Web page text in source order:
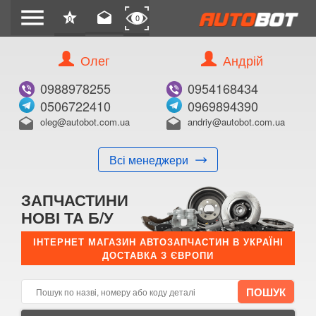
menu star
0 drafts 0
Олег
0988978255
0506722410
drafts oleg@autobot.com.ua
Всі менеджери
Андрій
0954168434
0969894390
drafts andriy@autobot.com.ua
ЗАПЧАСТИНИ
НОВІ ТА Б/У
ІНТЕРНЕТ МАГАЗИН АВТОЗАПЧАСТИН В УКРАЇНІ
ДОСТАВКА З ЄВРОПИ
КУПИТИ
Оригінальний номер:
Примітка:
E-mail:
Телефон: